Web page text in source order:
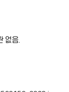
없음.